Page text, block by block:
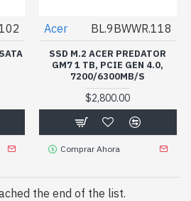
Acer BL.9BWWR.118
SSD M.2 ACER PREDATOR
GM7 1 TB, PCIE GEN 4.0,
7200/6300MB/S
$2,800.00
Comprar Ahora
the end of the list.